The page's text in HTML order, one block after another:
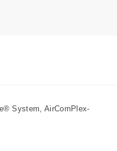
System, AirComPlex-